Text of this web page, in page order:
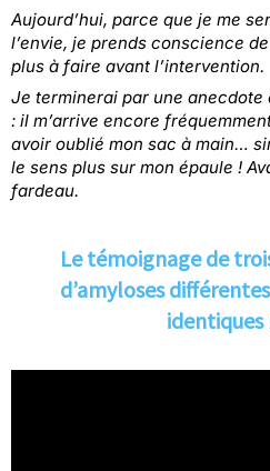
Aujourd’hui, parce que je me
l’envie, je prends conscience
plus à faire avant l’intervention.
Je terminerai par une
: il m’arrive encore
avoir oublié mon sac à main…
le sens plus sur mon épaule !
fardeau.
Le témoignage de
d’amyloses